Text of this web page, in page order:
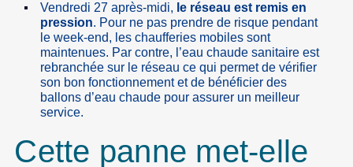
Vendredi 27 après-midi, le réseau est remis en
pression. Pour ne pas prendre de risque pendant
le week-end, les chaufferies mobiles sont
maintenues. Par contre, l’eau chaude sanitaire est
rebranchée sur le réseau ce qui permet de vérifier
son bon fonctionnement et de bénéficier des
ballons d’eau chaude pour assurer un meilleur
service.
Cette panne met-elle